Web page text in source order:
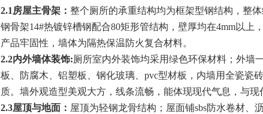
2.1 房屋主骨架： 整个厕所的承重结构均为框架型钢结构，整
钢骨架14#热镀锌槽钢配合80矩形管结构，壁厚均在4mm以上
产品牢固性，墙体为隔热保温防火复合材料。
2.2内外墙体装饰:厕所室内外装饰均采用绿色环保材料；外墙
板、防腐木、铝塑板、钢化玻璃、 pvc型材板，内墙用全瓷瓷砖
质。墙外观造型美观大方，线条流畅，能体现现代气息，与现
2.3屋顶与地面： 屋顶为轻钢龙骨结构；屋面铺sbs防水卷材、